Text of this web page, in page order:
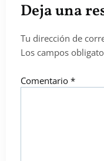
Deja una
Tu dirección de
Los campos
Comentario *